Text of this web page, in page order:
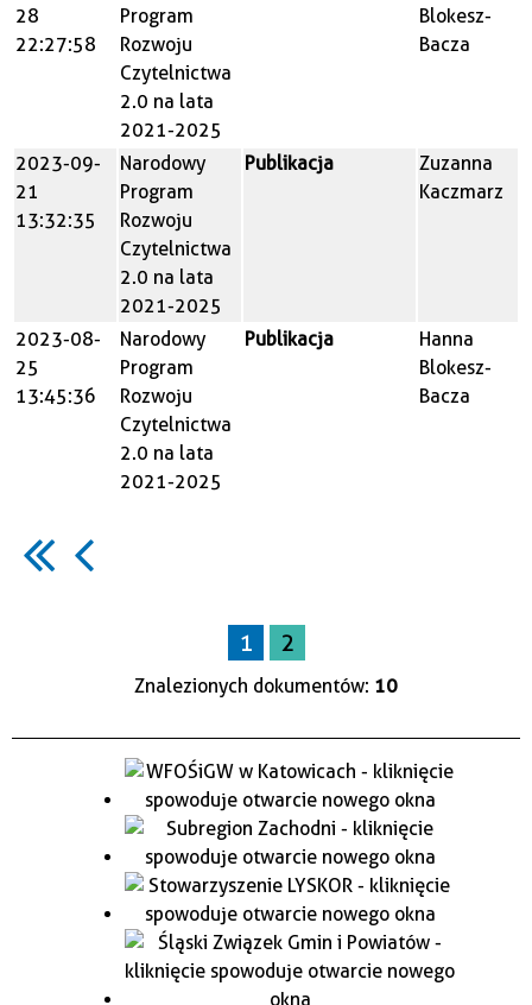
28
22:27:58
Program
Rozwoju
Czytelnictwa
2.0 na lata
2021-2025
Blokesz-
Bacza
2023-09-
21
13:32:35
Narodowy
Program
Rozwoju
Czytelnictwa
2.0 na lata
2021-2025
Publikacja
Zuzanna
Kaczmarz
2023-08-
25
13:45:36
Narodowy
Program
Rozwoju
Czytelnictwa
2.0 na lata
2021-2025
Publikacja
Hanna
Blokesz-
Bacza
1 2
Znalezionych dokumentów: 10